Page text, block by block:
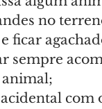
no
ficar
sempre
animal;
com